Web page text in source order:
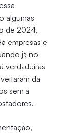
algumas
de 2024,
empresas e
já no
verdadeiras
da
sem a